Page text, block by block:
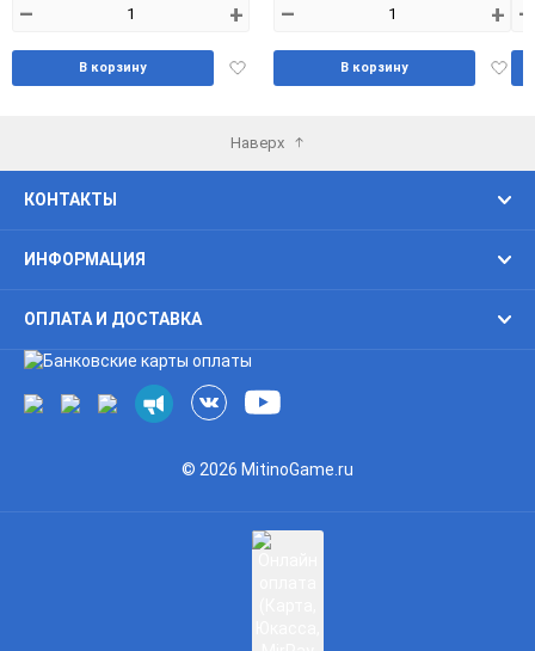
– +
Добавить
В корзину
– +
В корзину
–
Наверх
КОНТАКТЫ
ИНФОРМАЦИЯ
ОПЛАТА И ДОСТАВКА
© 2026 MitinoGame.ru